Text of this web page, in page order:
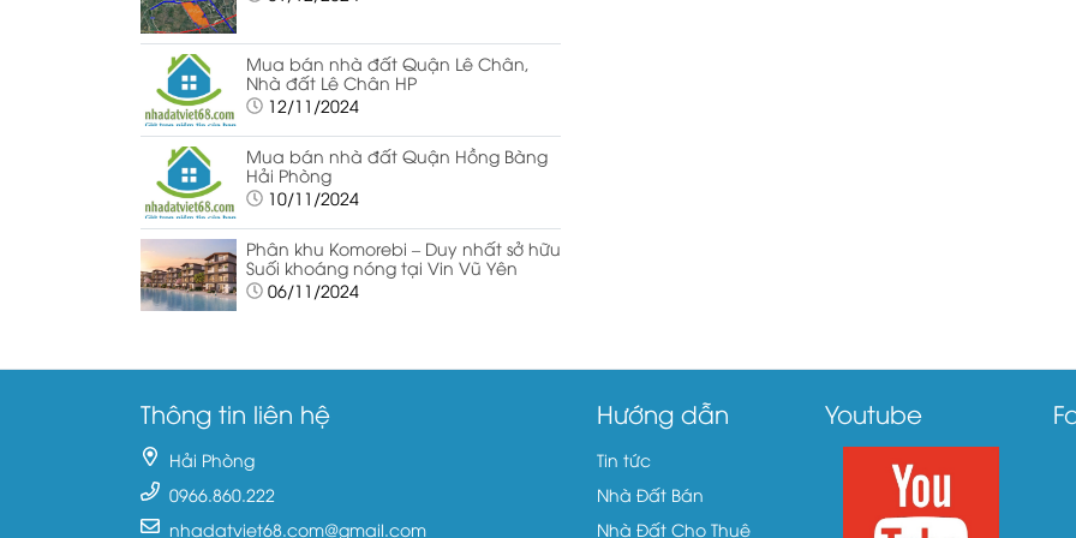
Mua bán nhà đất Quận Lê Chân,
Nhà đất Lê Chân HP
12/11/2024
Mua bán nhà đất Quận Hồng Bàng
Hải Phòng
10/11/2024
Phân khu Komorebi – Duy nhất sở hữu
Suối khoáng nóng tại Vin Vũ Yên
06/11/2024
Thông tin liên hệ
Hải Phòng
0966.860.222
nhadatviet68.com@gmail.com
Hướng dẫn
Tin tức
Nhà Đất Bán
Nhà Đất Cho Thuê
Youtube